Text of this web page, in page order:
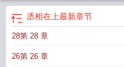
生得一副好皮相，可骨子里尽是猜忌
鞭，不料甩碎油灯燃了裙摆。他利落
光却静如寒潭：“殿下，鞭子可要——
恨。岂料新婚夜骤变，此后种种更是
丞相在上最新章节
28第 28 章
26第 26 章